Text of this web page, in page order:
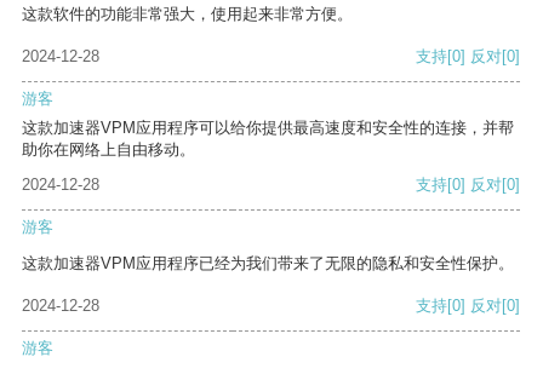
这款软件的功能非常强大，使用起来非常方便。
2024-12-28 支持[0] 反对[0]
游客
这款加速器VPM应用程序可以给你提供最高速度和安全性的连接，并帮
助你在网络上自由移动。
2024-12-28
支持[0] 反对[0]
游客
这款加速器VPM应用程序已经为我们带来了无限的隐私和安全性保护。
2024-12-28 支持[0] 反对[0]
游客